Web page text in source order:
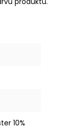
10%